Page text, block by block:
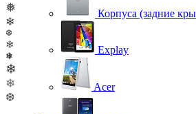
❅
❄
❆
❄
❅
❄
❄
❆
Корпуса (задние
Explay
Acer